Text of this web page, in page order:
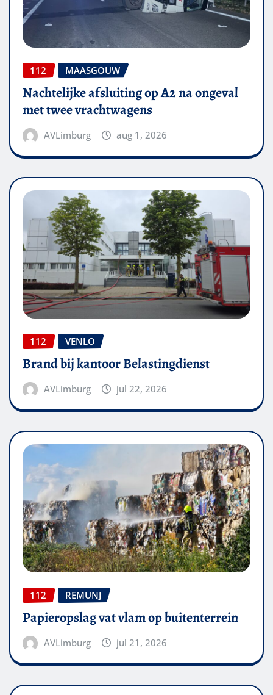
112 MAASGOUW
Nachtelijke afsluiting op A2 na ongeval
met twee vrachtwagens
AVLimburg aug 1, 2026
112 VENLO
Brand bij kantoor Belastingdienst
AVLimburg jul 22, 2026
112 REMUNJ
Papieropslag vat vlam op buitenterrein
AVLimburg jul 21, 2026